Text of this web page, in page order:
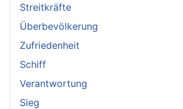
Streitkräfte
Überbevölkerung
Zufriedenheit
Schiff
Verantwortung
Sieg